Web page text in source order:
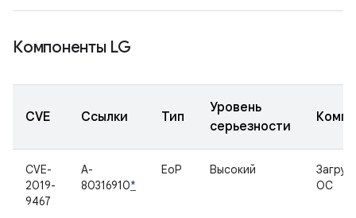
Компоненты LG
CVE Ссылки Тип
Уровень
серьезности
CVE-
2019-
9467
A-
80316910*
EoP Высокий
ОС